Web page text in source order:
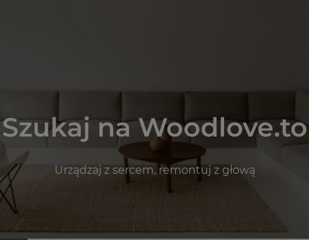
Szukaj na Woodlove.to
Urządzaj z sercem, remontuj z głową